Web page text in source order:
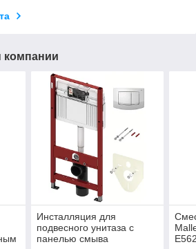
Инсталляция для
подвесного унитаза с
панелью смыва